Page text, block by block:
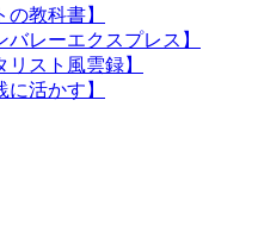
教科書】
レーエクスプレス】
スト風雲録】
活かす】